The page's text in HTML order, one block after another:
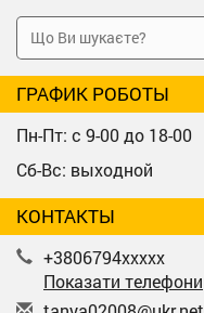
ГРАФИК РОБОТЫ
Пн-Пт: с 9-00 до 18-00
Сб-Вс: выходной
КОНТАКТЫ
+3806794xxxxx
Показати телефони